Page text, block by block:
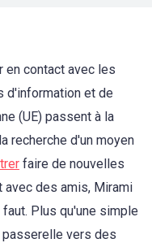
en contact avec les
d'information et de
(UE) passent à la
recherche d'un moyen
faire de nouvelles
avec des amis, Mirami
Plus qu'une simple
vers des